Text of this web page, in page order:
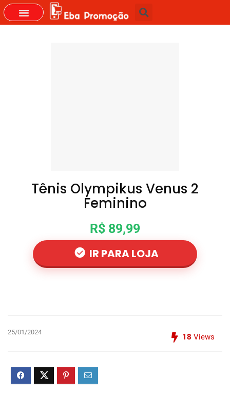
Tênis Olympikus Venus 2
Feminino
R$ 89,99
IR PARA LOJA
25/01/2024
18 Views